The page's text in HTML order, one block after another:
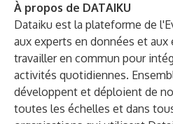
À propos de DATAIKU
Dataiku est la plateforme de
aux experts en données et
travailler en commun pour
activités quotidiennes.
développent et déploient de
toutes les échelles et dans